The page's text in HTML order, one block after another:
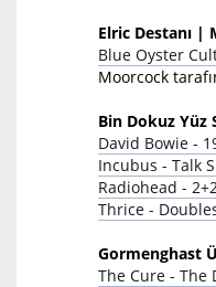
Elric Destanı |
Blue Oyster
Moorcock
Bin Dokuz Yüz
David Bowie -
Incubus - Talk
Radiohead -
Thrice -
Gormenghast
The Cure - The